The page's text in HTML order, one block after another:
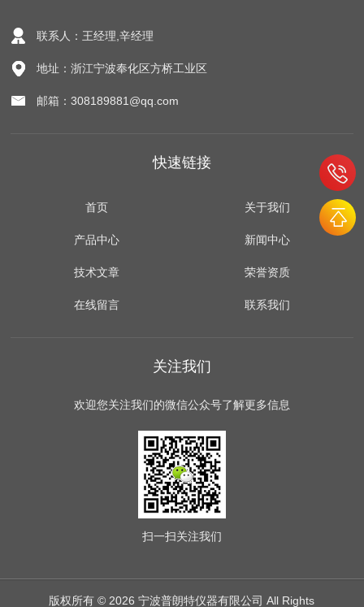
联系人：王经理,辛经理
地址：浙江宁波奉化区方桥工业区
邮箱：308189881@qq.com
快速链接
首页 关于我们
产品中心 新闻中心
技术文章 荣誉资质
在线留言 联系我们
关注我们
欢迎您关注我们的微信公众号了解更多信息
扫一扫关注我们
版权所有 © 2026 宁波普朗特仪器有限公司 All Rights